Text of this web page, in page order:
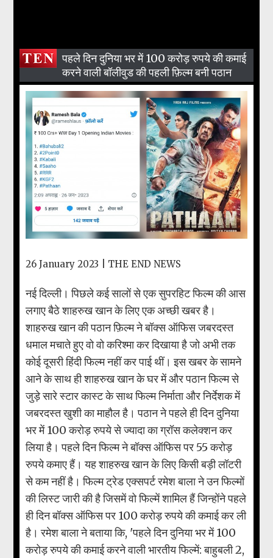
पहले दिन दुनिया भर में 100 करोड़ रुपये की कमाई
करने वाली बॉलीवुड की पहली फ़िल्म बनी पठान
26 January 2023 | THE END NEWS
नई दिल्ली। पिछले कई सालों से एक सुपरहिट फिल्म की आस
लगाए बैठे शाहरुख खान के लिए एक अच्छी खबर है।
शाहरुख खान की पठान फ़िल्म ने बॉक्स ऑफिस जबरदस्त
धमाल मचाते हुए वो वो करिश्मा कर दिखाया है जो अभी तक
कोई दूसरी हिंदी फिल्म नहीं कर पाई थीं। इस खबर के सामने
आने के साथ ही शाहरुख खान के घर में और पठान फिल्म से
जुड़े सारे स्टार कास्ट के साथ फिल्म निर्माता और निर्देशक में
जबरदस्त खुशी का माहौल है। पठान ने पहले ही दिन दुनिया
भर में 100 करोड़ रुपये से ज्यादा का ग्रॉस कलेक्शन कर
लिया है। पहले दिन फिल्म ने बॉक्स ऑफिस पर 55 करोड़
रुपये कमाए हैं। यह शाहरुख खान के लिए किसी बड़ी लॉटरी
से कम नहीं है। फिल्म ट्रेड एक्सपर्ट रमेश बाला ने उन फिल्मों
की लिस्ट जारी की है जिसमें वो फिल्में शामिल हैं जिन्होंने पहले
ही दिन बॉक्स ऑफिस पर 100 करोड़ रुपये की कमाई कर ली
है। रमेश बाला ने बताया कि, 'पहले दिन दुनिया भर में 100
करोड़ रुपये की कमाई करने वाली भारतीय फिल्में: बाहुबली 2,